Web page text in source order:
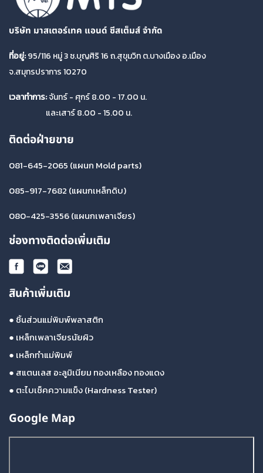
บริษัท มาสเตอร์เทค แอนด์ ซีสเต็มส์ จำกัด
ที่อยู่:95/116 หมู่ 3 ซ.บุญศิริ 16 ถ.สุขุมวิท ต.บางเมือง อ.เมือง
จ.สมุทรปราการ 10270
เวลาทำการ:จันทร์ - ศุกร์ 8.00 - 17.00 น.
และเสาร์ 8.00 - 15.00 น.
ติดต่อฝ่ายขาย
081-645-2065 (แผนก Mold parts)
085-917-7682 (แผนกเหล็กดิบ)
080-425-3556(แผนกเพลาเจียร)
ช่องทางติดต่อเพิ่มเติม
สินค้าเพิ่มเติม
● ชิ้นส่วนแม่พิมพ์พลาสติก
● เหล็กเพลาเจียรนัยผิว
● เหล็กทำแม่พิมพ์
● สแตนเลส อะลูมิเนียม ทองเหลือง ทองแดง
● ตะไบเช็คความแข็ง (Hardness Tester)
Google Map